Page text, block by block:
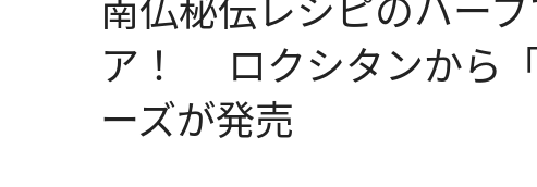
南仏秘伝レシピのハー
ア！ ロクシタンから
ーズが発売